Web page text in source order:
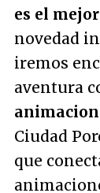
es el
novedad
iremos
aventura
Ciudad
que